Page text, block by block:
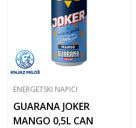
ENERGETSKI NAPICI
GUARANA JOKER
MANGO 0,5L CAN